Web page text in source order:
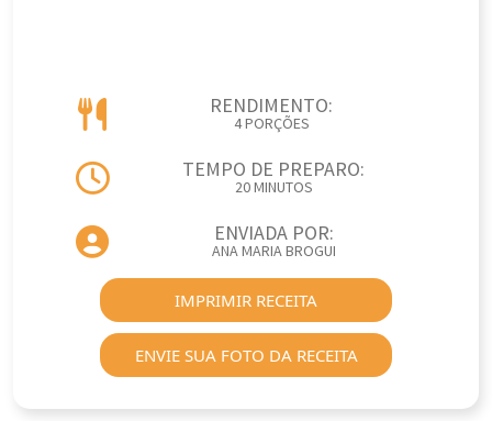
RENDIMENTO:
4 PORÇÕES
TEMPO DE PREPARO:
20 MINUTOS
ENVIADA POR:
ANA MARIA BROGUI
IMPRIMIR RECEITA
ENVIE SUA FOTO DA RECEITA